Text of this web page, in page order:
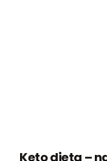
Keto dieta –